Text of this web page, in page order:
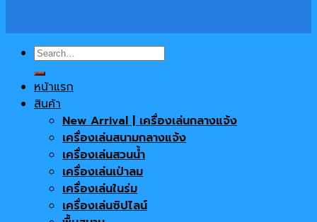
Search
for:
หน้าแรก
สินค้า
New Arrival | เครื่องเล่นกลางแจ้ง
เครื่องเล่นสนามกลางแจ้ง
เครื่องเล่นสวนน้ำ
เครื่องเล่นเป่าลม
เครื่องเล่นในร่ม
เครื่องเล่นซิปไลน์